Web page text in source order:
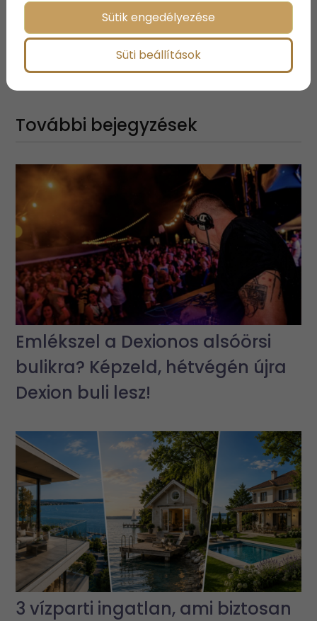
További bejegyzések
Emlékszel a Dexionos alsóörsi
bulikra? Képzeld, hétvégén újra
Dexion buli lesz!
3 vízparti ingatlan, ami biztosan
Sütik engedélyezése
Süti beállítások